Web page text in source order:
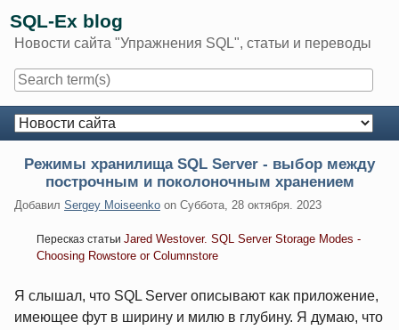
content
SQL-Ex blog
Новости сайта "Упражнения SQL", статьи и переводы
Navigation
Режимы хранилища SQL Server - выбор между
построчным и поколоночным хранением
Добавил Sergey Moiseenko on Суббота, 28 октября. 2023
Пересказ статьи Jared Westover. SQL Server Storage Modes -
Choosing Rowstore or Columnstore
Я слышал, что SQL Server описывают как приложение,
имеющее фут в ширину и милю в глубину. Я думаю, что